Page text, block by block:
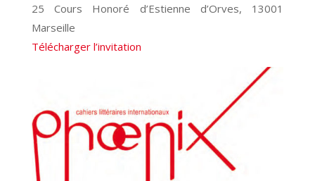
25 Cours Honoré d’Estienne d’Orves, 13001
Marseille
Télécharger l’invitation